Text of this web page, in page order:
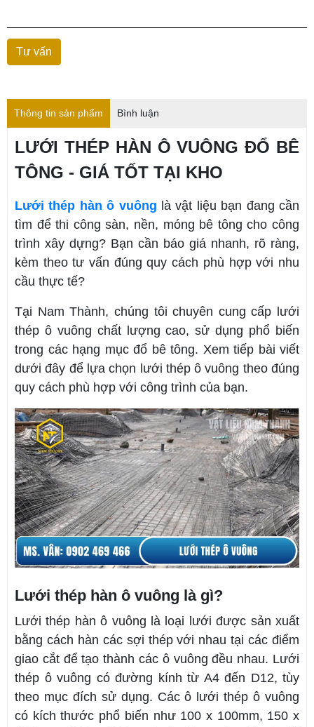
Thông tin sản phẩm Bình luận
LƯỚI THÉP HÀN Ô VUÔNG ĐỔ BÊ
TÔNG - GIÁ TỐT TẠI KHO
Lưới thép hàn ô vuông là vật liệu bạn đang cần
tìm để thi công sàn, nền, móng bê tông cho công
trình xây dựng? Bạn cần báo giá nhanh, rõ ràng,
kèm theo tư vấn đúng quy cách phù hợp với nhu
cầu thực tế?
Tại Nam Thành, chúng tôi chuyên cung cấp lưới
thép ô vuông chất lượng cao, sử dụng phổ biến
trong các hạng mục đổ bê tông. Xem tiếp bài viết
dưới đây để lựa chọn lưới thép ô vuông theo đúng
quy cách phù hợp với công trình của bạn.
Lưới thép hàn ô vuông là gì?
Lưới thép hàn ô vuông là loại lưới được sản xuất
bằng cách hàn các sợi thép với nhau tại các điểm
giao cắt để tạo thành các ô vuông đều nhau. Lưới
thép ô vuông có đường kính từ A4 đến D12, tùy
theo mục đích sử dụng. Các ô lưới thép ô vuông
có kích thước phổ biến như 100 x 100mm, 150 x